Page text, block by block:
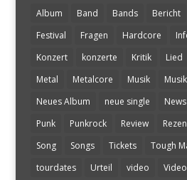
Album Band Bands Bericht
Festival
Fragen Hardcore
Konzert
konzerte Kritik Lied
Metal
Metalcore Musik
Neues Album
neue single News
Punk
Punkrock Review
Song
Songs Tickets Tough
tourdates
Urteil video